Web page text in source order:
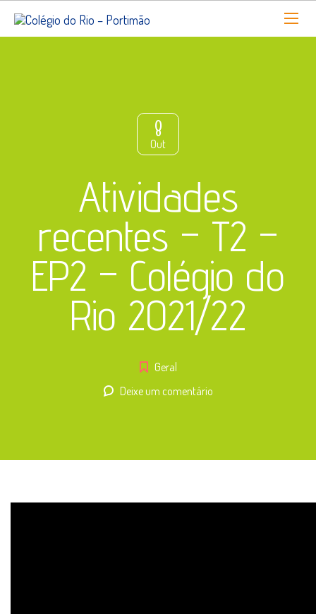
8
Out
Atividades
recentes – T2 –
EP2 – Colégio do
Rio 2021/22
Geral
Deixe um comentário